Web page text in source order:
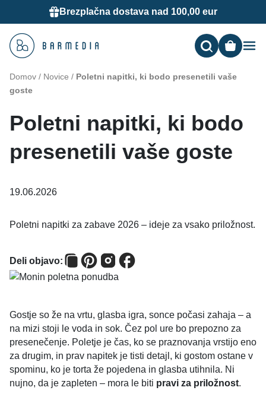
Brezplačna dostava nad 100,00 eur
Domov / Novice / Poletni napitki, ki bodo presenetili vaše
goste
Poletni napitki, ki bodo
presenetili vaše goste
19.06.2026
Poletni napitki za zabave 2026 – ideje za vsako priložnost.
Deli objavo:
Gostje so že na vrtu, glasba igra, sonce počasi zahaja – a
na mizi stoji le voda in sok. Čez pol ure bo prepozno za
presenečenje. Poletje je čas, ko se praznovanja vrstijo eno
za drugim, in prav napitek je tisti detajl, ki gostom ostane v
spominu, ko je torta že pojedena in glasba utihnila. Ni
nujno, da je zapleten – mora le biti pravi za priložnost.